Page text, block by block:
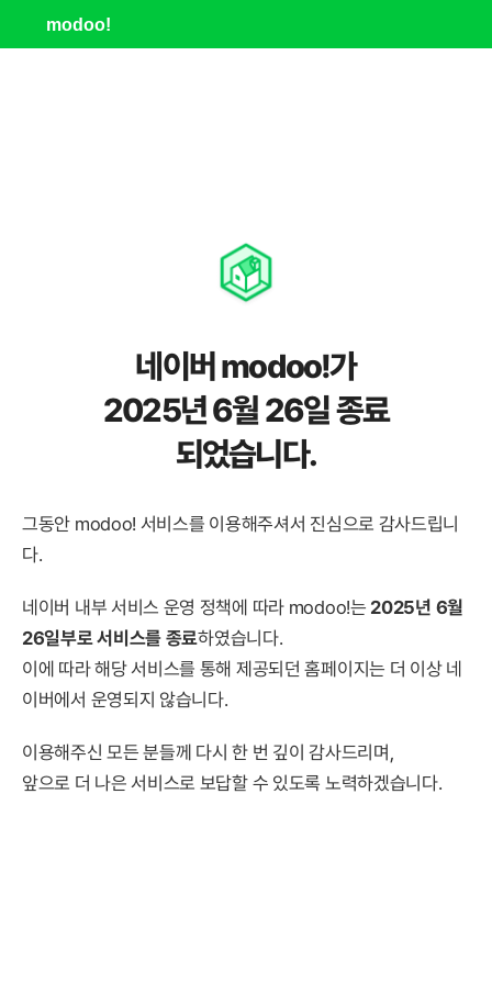
modoo!
네이버 modoo!가
2025년 6월 26일 종료
되었습니다.
그동안 modoo! 서비스를 이용해주셔서 진심으로 감사드립니
다.
네이버 내부 서비스 운영 정책에 따라 modoo!는 2025년 6월
26일부로 서비스를 종료하였습니다.
이에 따라 해당 서비스를 통해 제공되던 홈페이지는 더 이상 네
이버에서 운영되지 않습니다.
이용해주신 모든 분들께 다시 한 번 깊이 감사드리며,
앞으로 더 나은 서비스로 보답할 수 있도록 노력하겠습니다.